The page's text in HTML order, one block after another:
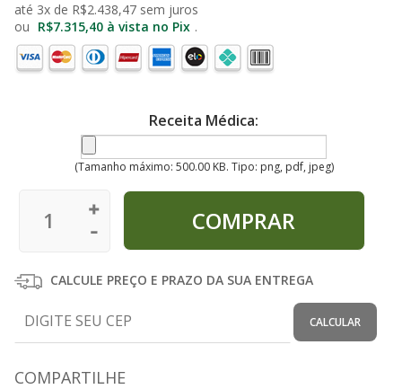
até 3x de R$2.438,47 sem juros
ou R$7.315,40 à vista no Pix .
Receita Médica:
(Tamanho máximo: 500.00 KB. Tipo: png, pdf, jpeg)
CALCULE PREÇO E PRAZO DA SUA ENTREGA
CALCULAR
COMPARTILHE